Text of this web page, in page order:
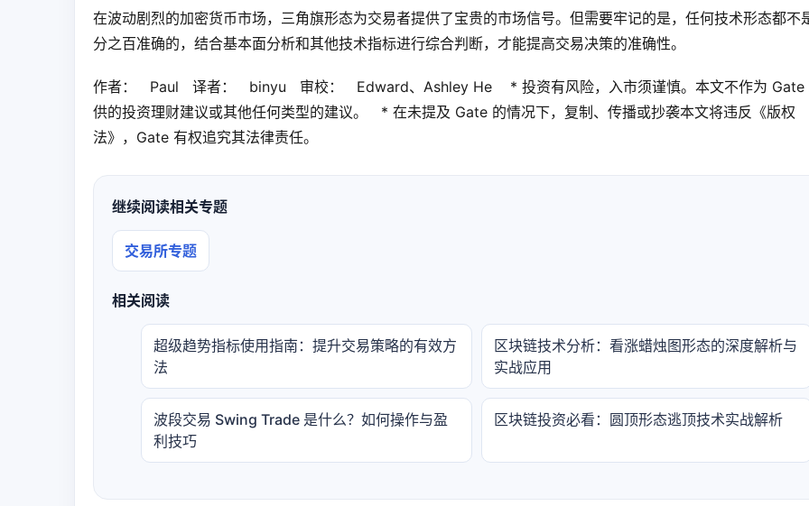
在波动剧烈的加密货币市场，三角旗形态为交易者提供了宝贵的市场信号。但需要牢记的是，任何技术形态都不
分之百准确的，结合基本面分析和其他技术指标进行综合判断，才能提高交易决策的准确性。
作者：   Paul   译者：   binyu   审校：   Edward、Ashley He    * 投资有风险，入市须谨慎。本文不作为 Gate
供的投资理财建议或其他任何类型的建议。   * 在未提及 Gate 的情况下，复制、传播或抄袭本文将违反《版权
法》，Gate 有权追究其法律责任。
继续阅读相关专题
交易所专题
相关阅读
超级趋势指标使用指南：提升交易策略的有效方
法
区块链技术分析：看涨蜡烛图形态的深度解析与
实战应用
波段交易 Swing Trade 是什么？如何操作与盈
利技巧
区块链投资必看：圆顶形态逃顶技术实战解析